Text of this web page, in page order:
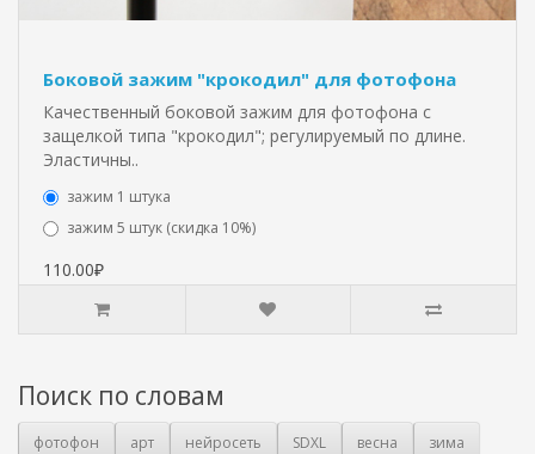
Боковой зажим "крокодил" для фотофона
Качественный боковой зажим для фотофона с
защелкой типа "крокодил"; регулируемый по длине.
Эластичны..
зажим 1 штука
зажим 5 штук (скидка 10%)
110.00₽
Поиск по словам
фотофон арт нейросеть SDXL весна
зима